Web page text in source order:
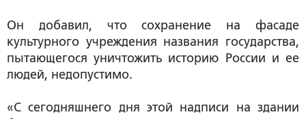
Он добавил, что сохранение на фасаде
культурного учреждения названия государства,
пытающегося уничтожить историю России и ее
людей, недопустимо.
«С сегодняшнего дня этой надписи на здании